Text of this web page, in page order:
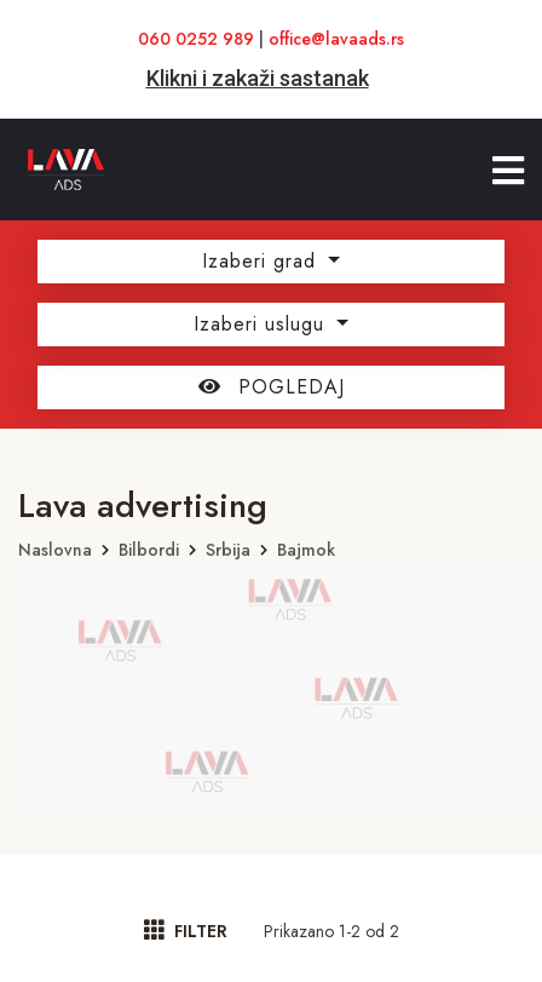
060 0252 989 office@lavaads.rs
Klikni i zakaži sastanak
Izaberi grad
Izaberi uslugu
POGLEDAJ
Lava advertising
Naslovna Bilbordi Srbija Bajmok
FILTER Prikazano 1-2 od 2